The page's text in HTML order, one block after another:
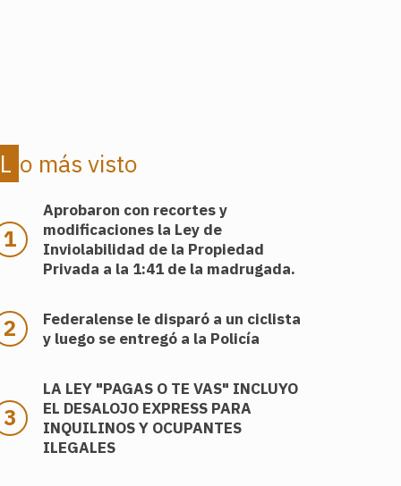
Lo más visto
Aprobaron con recortes y
modificaciones la Ley de
Inviolabilidad de la Propiedad
Privada a la 1:41 de la madrugada.
Federalense le disparó a un ciclista
y luego se entregó a la Policía
LA LEY "PAGAS O TE VAS" INCLUYO
EL DESALOJO EXPRESS PARA
INQUILINOS Y OCUPANTES
ILEGALES